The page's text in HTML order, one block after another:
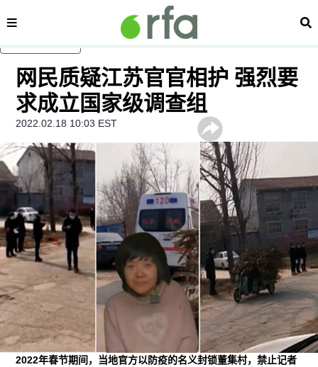
内容分类 搜
网民质疑江苏官官相护 强烈要
求成立国家级调查组
2022.02.18 10:03 EST
2022年春节期间，当地官方以防疫的名义封锁董集村，禁止记者